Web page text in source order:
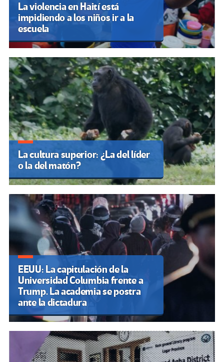
La violencia en Haití está
impidiendo a los niños ir a la
escuela
La cultura superior: ¿La del líder
o la del matón?
EEUU: La capitulación de la
Universidad Columbia frente a
Trump. La academia se postra
ante la dictadura